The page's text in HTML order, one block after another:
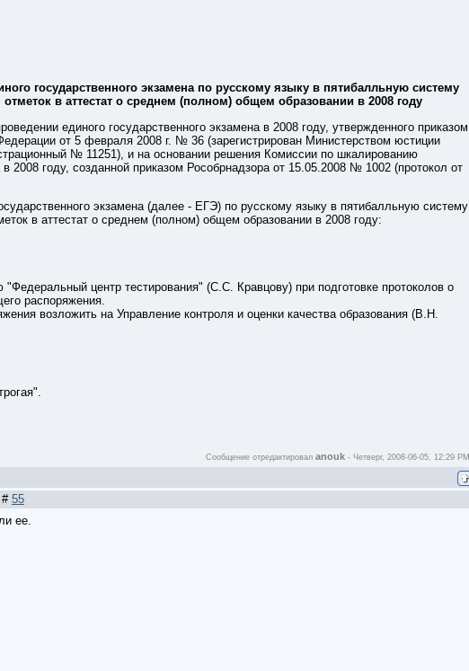
государственного экзамена по русскому языку в пятибалльную систему
в аттестат о среднем (полном) общем образовании в 2008 году
единого государственного экзамена в 2008 году, утвержденного приказом
от 5 февраля 2008 г. № 36 (зарегистрирован Министерством юстиции
№ 11251), и на основании решения Комиссии по шкалированию
в 2008 году, созданной приказом Рособрнадзора от 15.05.2008 № 1002 (протокол от
экзамена (далее - ЕГЭ) по русскому языку в пятибалльную систему
в аттестат о среднем (полном) общем образовании в 2008 году:
центр тестирования" (С.С. Кравцову) при подготовке протоколов о
распоряжения.
возложить на Управление контроля и оценки качества образования (В.Н.
Сообщение отредактировал anouk - Четверг, 2008-06-05, 12:29 PM
# 55
ее.